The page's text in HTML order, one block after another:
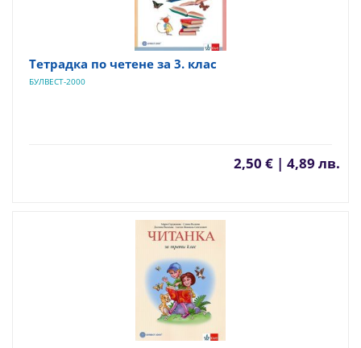
Тетрадка по четене за 3. клас
БУЛВЕСТ-2000
2,50 € | 4,89 лв.